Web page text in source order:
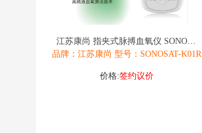
江苏康尚 指夹式脉搏血氧仪 SONOSAT
品牌：江苏康尚 型号：SONOSAT-K01R
价格:签约议价